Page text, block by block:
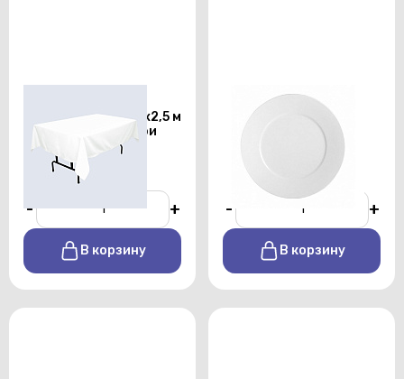
прямоугольная 1,5х2,5 м
белого цвета профи
От 450 р./сутки
- +
В корзину
Тарелка
подстановочная
Shoenwald 32см
От 170 р./сутки
- +
В корзину